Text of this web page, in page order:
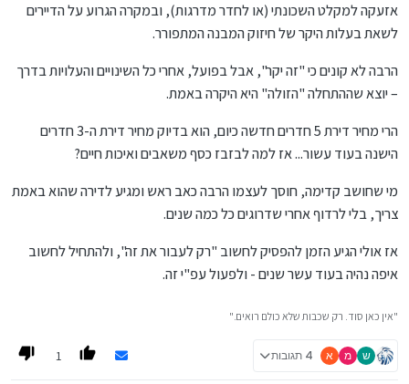
אזעקה למקלט השכונתי (או לחדר מדרגות), ובמקרה הגרוע על הדיירים
לשאת בעלות היקר של חיזוק המבנה המתפורר.
הרבה לא קונים כי "זה יקר", אבל בפועל, אחרי כל השינויים והעלויות בדרך
– יוצא שההתחלה "הזולה" היא היקרה באמת.
הרי מחיר דירת 5 חדרים חדשה כיום, הוא בדיוק מחיר דירת ה-3 חדרים
הישנה בעוד עשור... אז למה לבזבז כסף משאבים ואיכות חיים?
מי שחושב קדימה, חוסך לעצמו הרבה כאב ראש ומגיע לדירה שהוא באמת
צריך, בלי לרדוף אחרי שדרוגים כל כמה שנים.
אז אולי הגיע הזמן להפסיק לחשוב "רק לעבור את זה", ולהתחיל לחשוב
איפה נהיה בעוד עשר שנים - ולפעול עפ"י זה.
"אין כאן סוד. רק שכבות שלא כולם רואים."
ש מ א 4 תגובות 1